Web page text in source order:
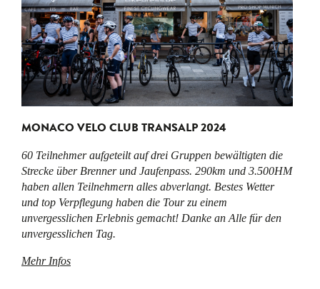
MONACO VELO CLUB TRANSALP 2024
60 Teilnehmer aufgeteilt auf drei Gruppen bewältigten die
Strecke über Brenner und Jaufenpass. 290km und 3.500HM
haben allen Teilnehmern alles abverlangt. Bestes Wetter
und top Verpflegung haben die Tour zu einem
unvergesslichen Erlebnis gemacht! Danke an Alle für den
unvergesslichen Tag.
Mehr Infos